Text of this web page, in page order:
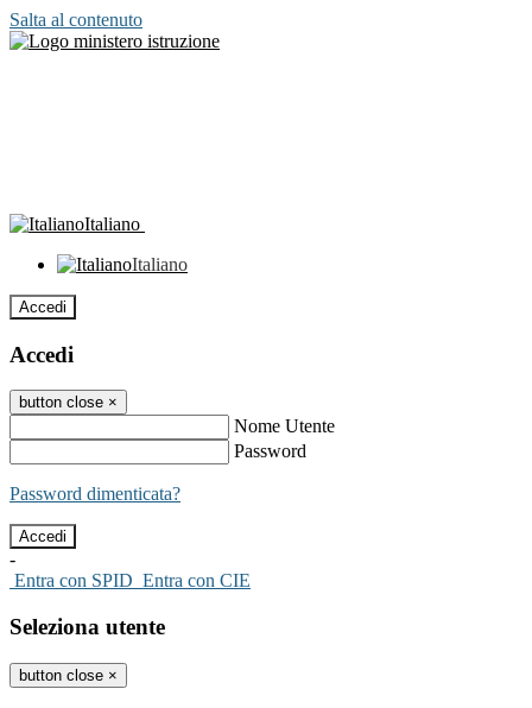
Salta al contenuto
Italiano
Italiano
Accedi
Accedi
button close ×
Nome Utente
Password
Password dimenticata?
-
Entra con SPID Entra con CIE
Seleziona utente
button close ×